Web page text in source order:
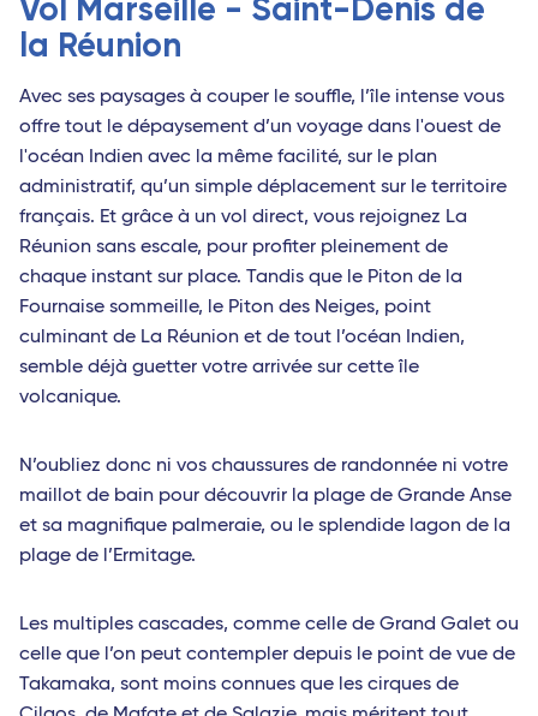
Vol Marseille - Saint-Denis de
la Réunion
Avec ses paysages à couper le souffle, l’île intense vous
offre tout le dépaysement d’un voyage dans l'ouest de
l'océan Indien avec la même facilité, sur le plan
administratif, qu’un simple déplacement sur le territoire
français. Et grâce à un vol direct, vous rejoignez La
Réunion sans escale, pour profiter pleinement de
chaque instant sur place. Tandis que le Piton de la
Fournaise sommeille, le Piton des Neiges, point
culminant de La Réunion et de tout l’océan Indien,
semble déjà guetter votre arrivée sur cette île
volcanique.
N’oubliez donc ni vos chaussures de randonnée ni votre
maillot de bain pour découvrir la plage de Grande Anse
et sa magnifique palmeraie, ou le splendide lagon de la
plage de l’Ermitage.
Les multiples cascades, comme celle de Grand Galet ou
celle que l’on peut contempler depuis le point de vue de
Takamaka, sont moins connues que les cirques de